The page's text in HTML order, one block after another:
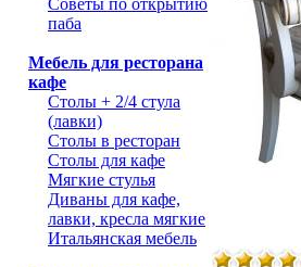
Советы по открытию
паба
Мебель для ресторана
кафе
Столы + 2/4 стула
(лавки)
Столы в ресторан
Столы для кафе
Мягкие стулья
Диваны для кафе,
лавки, кресла мягкие
Итальянская мебель